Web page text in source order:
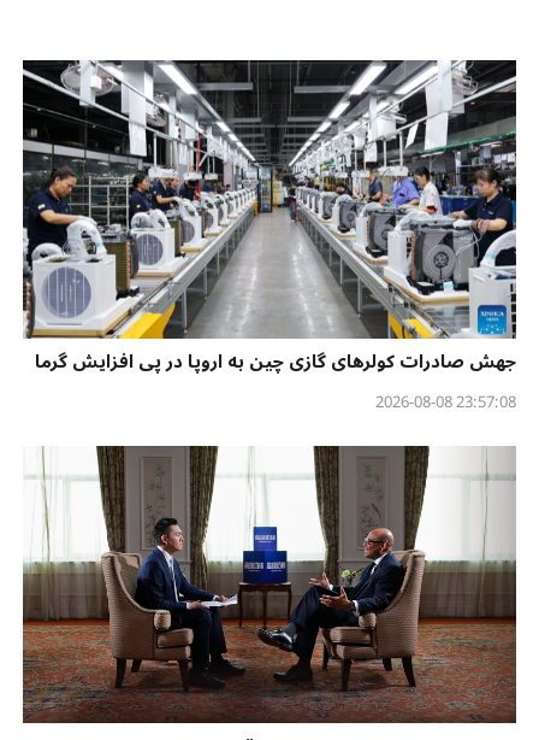
جهش صادرات کولرهای گازی چین به اروپا در پی افزایش گرما
23:57:08 2026-08-08